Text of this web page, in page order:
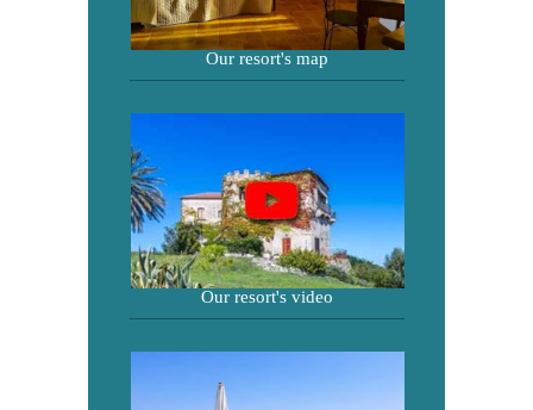
Our resort's map
Our resort's video